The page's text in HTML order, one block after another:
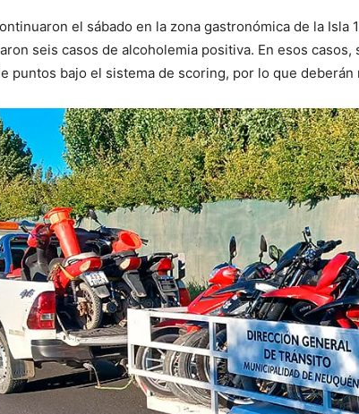
el sábado en la zona gastronómica de la Isla
seis casos de alcoholemia positiva. En esos casos,
puntos bajo el sistema de scoring, por lo que